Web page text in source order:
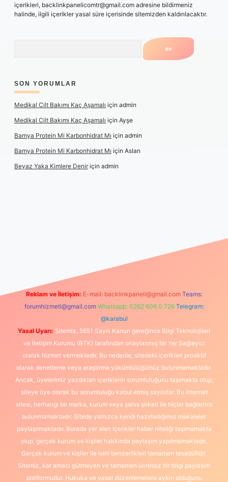
içerikleri, backlinkpanelicomtr@gmail.com adresine bildirmeniz
halinde, ilgili içerikler yasal süre içerisinde sitemizden kaldırılacaktır.
SON YORUMLAR
Medikal Cilt Bakımı Kaç Aşamalı için admin
Medikal Cilt Bakımı Kaç Aşamalı için Ayşe
Bamya Protein Mi Karbonhidrat Mı için admin
Bamya Protein Mi Karbonhidrat Mı için Aslan
Beyaz Yaka Kimlere Deniriçin admin
Reklam ve İletişim: E-mail: backlinkpaneli@gmail.com Teams:
forumhizmeti@gmail.com Whatsapp: 0262 606 0 726 Telegram:
@karabul
Yasal Uyarı: Sitemiz, 5651 Sayılı Kanun gereğince Bilgi Teknolojileri
ve İletişim Kurumu (BTK) tarafından onaylanmış bir Yer Sağlayıcı
olarak hizmet vermektedir. Bu nedenle, sitedeki içerikleri proaktif
olarak denetleme veya araştırma yükümlülüğümüz bulunmamaktadır.
Ancak, üyelerimiz yazdıkları içeriklerin sorumluluğunu taşımakta olup,
siteye üye olarak bu sorumluluğu kabul etmiş sayılırlar. Bu internet
sitesi, herhangi bir marka, kurum veya şahıs şirketi ile hiçbir bağlantısı
bulunmamaktadır. Sitede yalnızca kendi hazırladığımız makaleler
paylaşılmaktadır. Burada yer alan içerikler haber niteliği taşımamakta
olup, gerçek kurum ve kişiler hakkında paylaşım yapılmamaktadır.
Gerçek kurum ve kişiler ile isim benzerlikleri tamamen tesadüfidir.
Sitemiz, kar amacı gütmeyen ve tamamen ücretsiz bir bilgi paylaşım
platformudur. Hukuka ve yasal düzenlemelere aykırı olduğunu